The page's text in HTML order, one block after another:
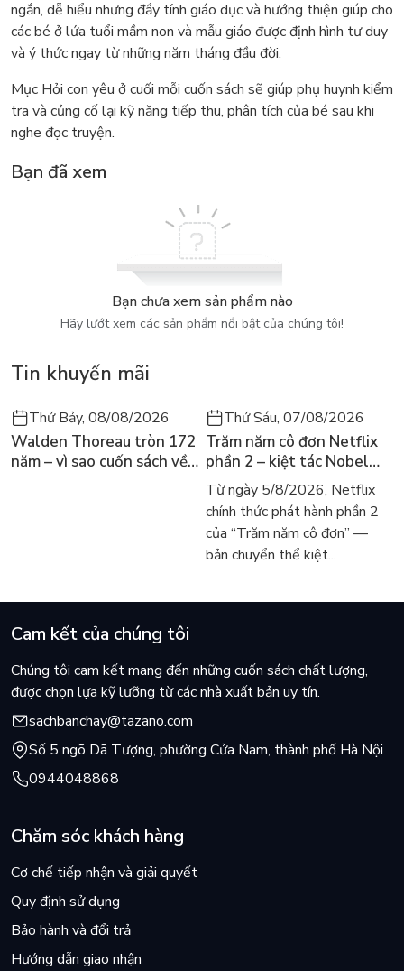
ngắn, dễ hiểu nhưng đầy tính giáo dục và hướng thiện giúp cho
các bé ở lứa tuổi mầm non và mẫu giáo được định hình tư duy
và ý thức ngay từ những năm tháng đầu đời.
Mục Hỏi con yêu ở cuối mỗi cuốn sách sẽ giúp phụ huynh kiểm
tra và củng cố lại kỹ năng tiếp thu, phân tích của bé sau khi
nghe đọc truyện.
Bạn đã xem
Bạn chưa xem sản phẩm nào
Hãy lướt xem các sản phẩm nổi bật của chúng tôi!
Tin khuyến mãi
Thứ Bảy, 08/08/2026
Walden Thoreau tròn 172
năm – vì sao cuốn sách về
Thứ Sáu, 07/08/2026
Trăm năm cô đơn Netflix
phần 2 – kiệt tác Nobel
trở lại màn ảnh, dòng
người tìm đọc lại García
Márquez
Từ ngày 5/8/2026, Netflix
chính thức phát hành phần 2
của “Trăm năm cô đơn” —
bản chuyển thể kiệt...
Cam kết của chúng tôi
Chúng tôi cam kết mang đến những cuốn sách chất lượng,
được chọn lựa kỹ lưỡng từ các nhà xuất bản uy tín.
sachbanchay@tazano.com
Số 5 ngõ Dã Tượng, phường Cửa Nam, thành phố Hà Nội
0944048868
Chăm sóc khách hàng
Cơ chế tiếp nhận và giải quyết
Quy định sử dụng
Bảo hành và đổi trả
Hướng dẫn giao nhận